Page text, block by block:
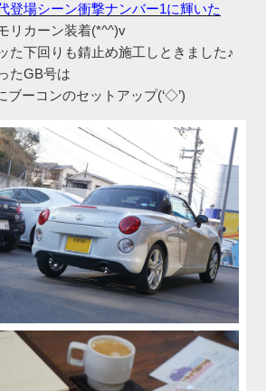
登場シーン衝撃ナンバー1に輝いた
リカーン装着(*^^)v
た下回りも錆止め施工しときました♪
たGB号は
ーコンのセットアップ(‘◇’)ゞ